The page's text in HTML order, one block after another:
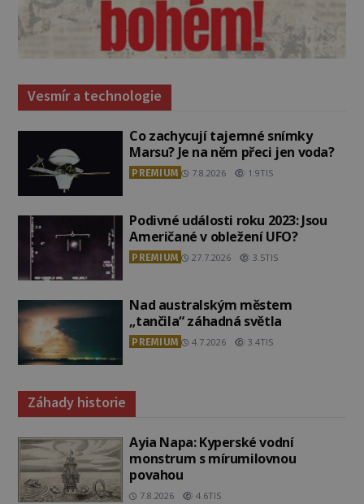
Vesmír a technologie
Co zachycují tajemné snímky
Marsu? Je na něm přeci jen voda?
PREMIUM 7.8.2026 1.9TIS
Podivné události roku 2023: Jsou
Američané v obležení UFO?
PREMIUM 27.7.2026 3.5TIS
Nad australským městem
„tančila“ záhadná světla
PREMIUM 4.7.2026 3.4TIS
Záhady historie
Ayia Napa: Kyperské vodní
monstrum s mírumilovnou
povahou
7.8.2026 4.6TIS